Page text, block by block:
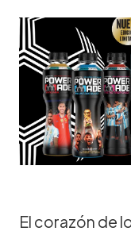
El corazón de